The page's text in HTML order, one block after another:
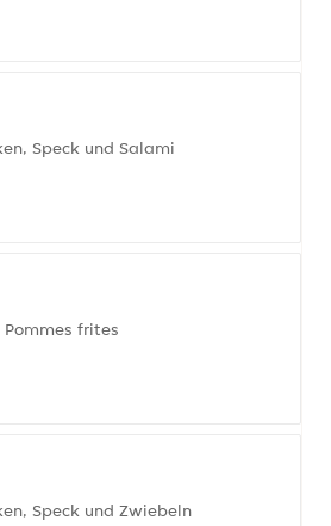
Speck und Salami
frites
Speck und Zwiebeln